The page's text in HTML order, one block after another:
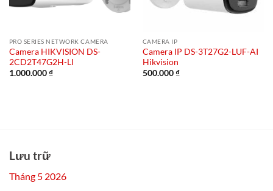
PRO SERIES NETWORK CAMERA
Camera HIKVISION DS-
2CD2T47G2H-LI
1.000.000₫
CAMERA IP
Camera IP DS-3T27G2-LUF-AI
Hikvision
500.000₫
Lưu trữ
Tháng 5 2026